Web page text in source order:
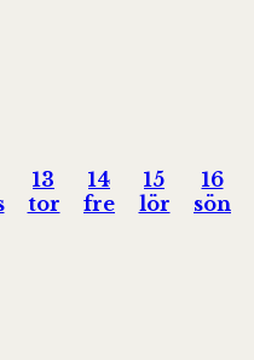
13
tor
14
fre
15
lör
16
sön